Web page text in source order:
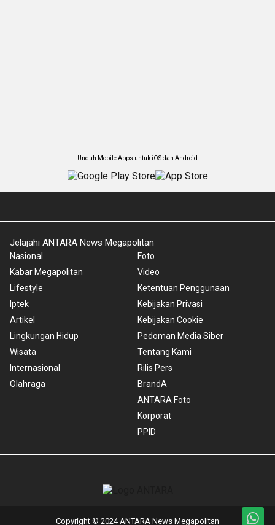
Unduh Mobile Apps untuk iOS dan Android
Jelajahi ANTARA News Megapolitan
Nasional
Kabar Megapolitan
Lifestyle
Iptek
Artikel
Lingkungan Hidup
Wisata
Internasional
Olahraga
Foto
Video
Ketentuan Penggunaan
Kebijakan Privasi
Kebijakan Cookie
Pedoman Media Siber
Tentang Kami
Rilis Pers
BrandA
ANTARA Foto
Korporat
PPID
Copyright © 2024 ANTARA News Megapolitan